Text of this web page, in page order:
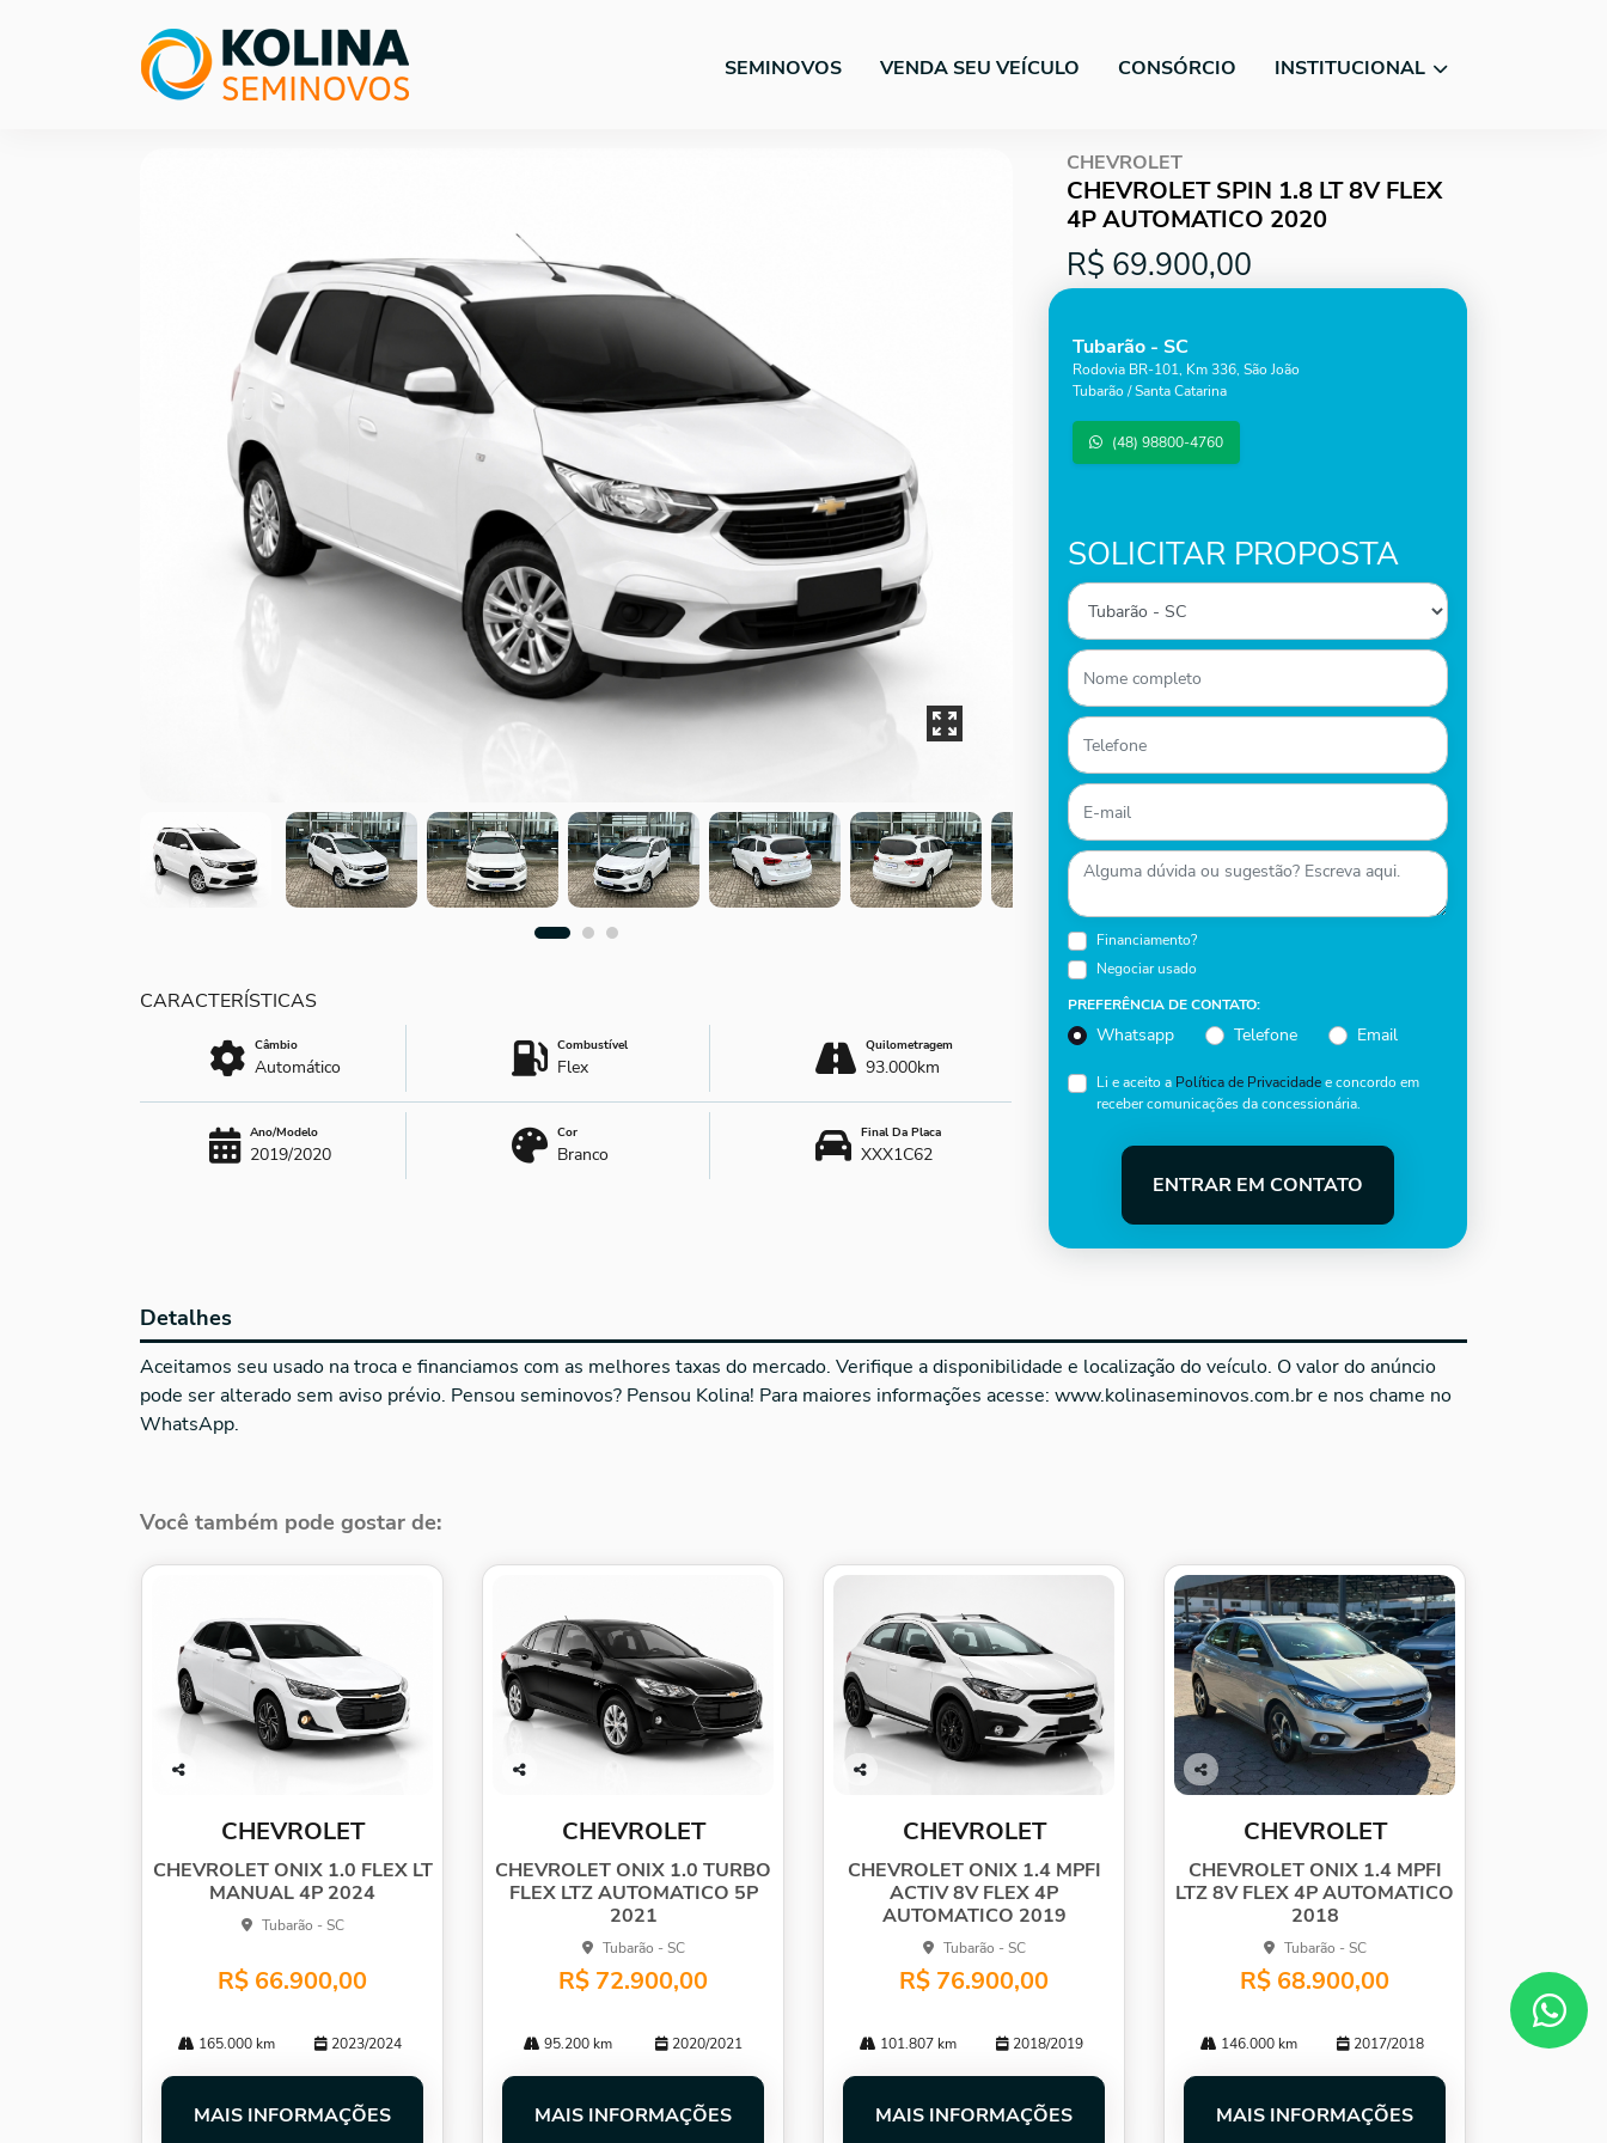
SEMINOVOS VENDA SEU VEÍCULO CONSÓRCIO INSTITUCIONAL
CHEVROLET
CHEVROLET SPIN 1.8 LT 8V FLEX
4P AUTOMATICO 2020
R$ 69.900,00
Tubarão - SC
Rodovia BR-101, Km 336, São João
Tubarão / Santa Catarina
(48) 98800-4760
SOLICITAR PROPOSTA
Financiamento?
Negociar usado
PREFERÊNCIA DE CONTATO:
Whatsapp Telefone Email
Li e aceito a Política de Privacidadee concordo em
receber comunicações da concessionária.
ENTRAR EM CONTATO
Previous
Câmbio
Automático
Combustível
Flex
Quilometragem
93.000km
Ano/Modelo
2019/2020
Cor
Branco
Final Da Placa
XXX1C62
Detalhes
Aceitamos seu usado na troca e financiamos com as melhores taxas do mercado. Verifique a disponibilidade e localização do veículo. O valor do anúncio
pode ser alterado sem aviso prévio. Pensou seminovos? Pensou Kolina! Para maiores informações acesse: www.kolinaseminovos.com.br e nos chame no
WhatsApp.
Você também pode gostar de:
CHEVROLET
CHEVROLET ONIX 1.0 FLEX LT
MANUAL 4P 2024
Tubarão - SC
R$ 66.900,00
165.000 km 2023/2024
MAIS INFORMAÇÕES
CHEVROLET
CHEVROLET ONIX 1.0 TURBO
FLEX LTZ AUTOMATICO 5P
2021
Tubarão - SC
R$ 72.900,00
95.200 km 2020/2021
MAIS INFORMAÇÕES
CHEVROLET
CHEVROLET ONIX 1.4 MPFI
ACTIV 8V FLEX 4P
AUTOMATICO 2019
Tubarão - SC
R$ 76.900,00
101.807 km 2018/2019
MAIS INFORMAÇÕES
Co
CHEVROLET
CHEVROLET ONIX 1.4 MPFI
LTZ 8V FLEX 4P AUTOMATICO
2018
Tubarão - SC
R$ 68.900,00
146.000 km 2017/2018
MAIS INFORMAÇÕES